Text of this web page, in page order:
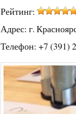
Рейтинг:
Адрес: г.
Телефон: +7 (391)